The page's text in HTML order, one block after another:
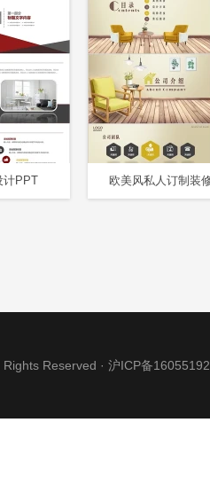
计PPT
Reserved · 沪ICP备